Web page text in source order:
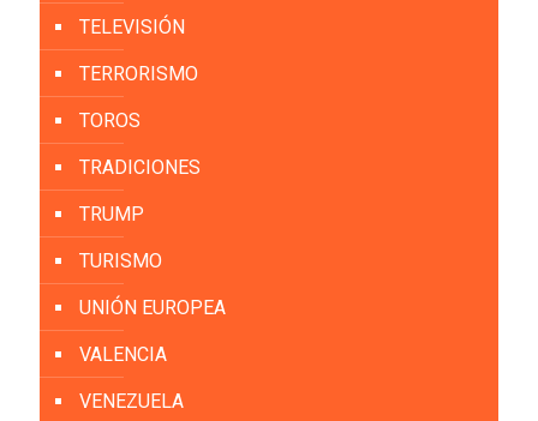
TELEVISIÓN
TERRORISMO
TOROS
TRADICIONES
TRUMP
TURISMO
UNIÓN EUROPEA
VALENCIA
VENEZUELA